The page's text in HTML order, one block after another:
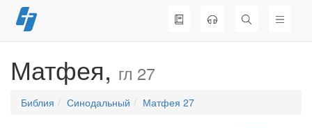
Перейти
к
Матфея, гл 27
Библия Синодальный Матфея 27